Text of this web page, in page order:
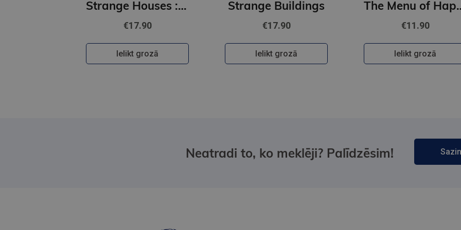
Strange Houses : The Chilling Japanese Mystery Sensation
€17.90
Ielikt grozā
Strange Buildings
€17.90
Ielikt grozā
The
€11.90
Ielikt grozā
Neatradi to, ko meklēji? Palīdzēsim!